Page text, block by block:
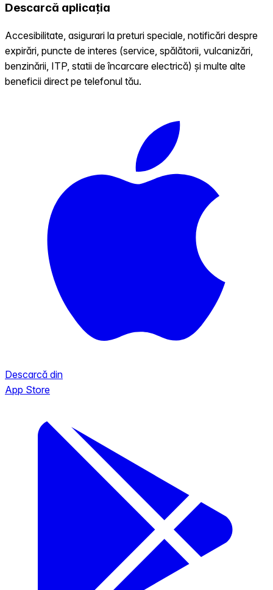
Descarcă aplicația
Accesibilitate, asigurari la preturi speciale, notificări despre
expirări, puncte de interes (service, spălătorii, vulcanizări,
benzinării, ITP, statii de încarcare electrică) și multe alte
beneficii direct pe telefonul tău.
Descarcă din
App Store